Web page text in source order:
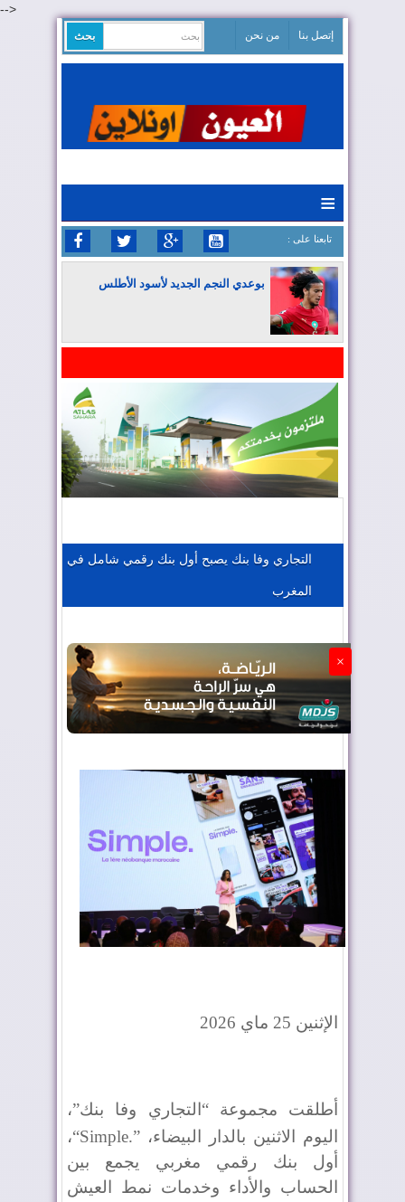
-->
إتصل بنا من نحن
≡
: تابعنا على
بوعدي النجم الجديد لأسود الأطلس
المغرب يعزز موقعه في صناعة الطيران
الجزائر تستسلم لفرنسا
التجاري وفا بنك يصبح أول بنك رقمي شامل في
المغرب
×
الإثنين 25 ماي 2026
أطلقت مجموعة “التجاري وفا بنك”،
اليوم الاثنين بالدار البيضاء، “Simple.”،
أول بنك رقمي مغربي يجمع بين
الحساب والأداء وخدمات نمط العيش